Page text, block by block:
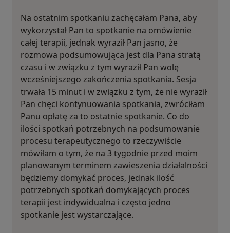
Na ostatnim spotkaniu zachęcałam Pana, aby
wykorzystał Pan to spotkanie na omówienie
całej terapii, jednak wyraził Pan jasno, że
rozmowa podsumowująca jest dla Pana stratą
czasu i w związku z tym wyraził Pan wolę
wcześniejszego zakończenia spotkania. Sesja
trwała 15 minut i w związku z tym, że nie wyraził
Pan chęci kontynuowania spotkania, zwróciłam
Panu opłatę za to ostatnie spotkanie. Co do
ilości spotkań potrzebnych na podsumowanie
procesu terapeutycznego to rzeczywiście
mówiłam o tym, że na 3 tygodnie przed moim
planowanym terminem zawieszenia działalności
będziemy domykać proces, jednak ilość
potrzebnych spotkań domykających proces
terapii jest indywidualna i często jedno
spotkanie jest wystarczające.